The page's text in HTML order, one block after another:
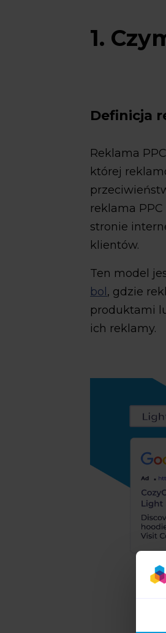
1.
Definicja
Reklama
której
reklama
stronie
klientów.
Ten model
bol , gdzie
produktami
ich reklamy.